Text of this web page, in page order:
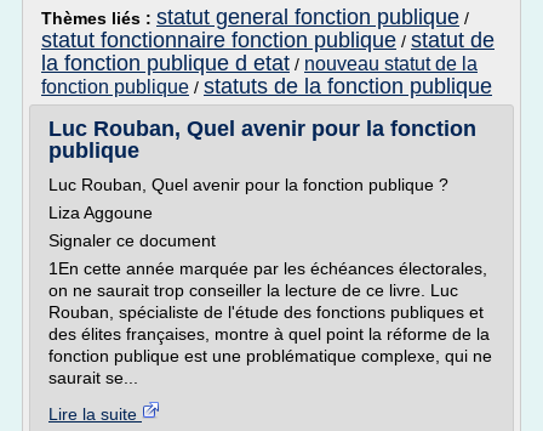
Thèmes liés : statut general fonction publique /
statut fonctionnaire fonction publique / statut de
la fonction publique d etat / nouveau statut de la
fonction publique / statuts de la fonction publique
Luc Rouban, Quel avenir pour la fonction
publique
Luc Rouban, Quel avenir pour la fonction publique ?
Liza Aggoune
Signaler ce document
1En cette année marquée par les échéances électorales,
on ne saurait trop conseiller la lecture de ce livre. Luc
Rouban, spécialiste de l'étude des fonctions publiques et
des élites françaises, montre à quel point la réforme de la
fonction publique est une problématique complexe, qui ne
saurait se...
Lire la suite